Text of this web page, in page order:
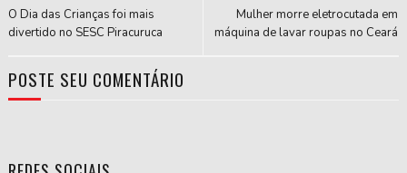
Mulher morre eletrocutada em
máquina de lavar roupas no Ceará
O Dia das Crianças foi mais
divertido no SESC Piracuruca
POSTE SEU COMENTÁRIO